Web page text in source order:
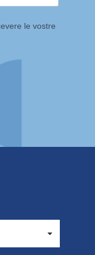
le vostre